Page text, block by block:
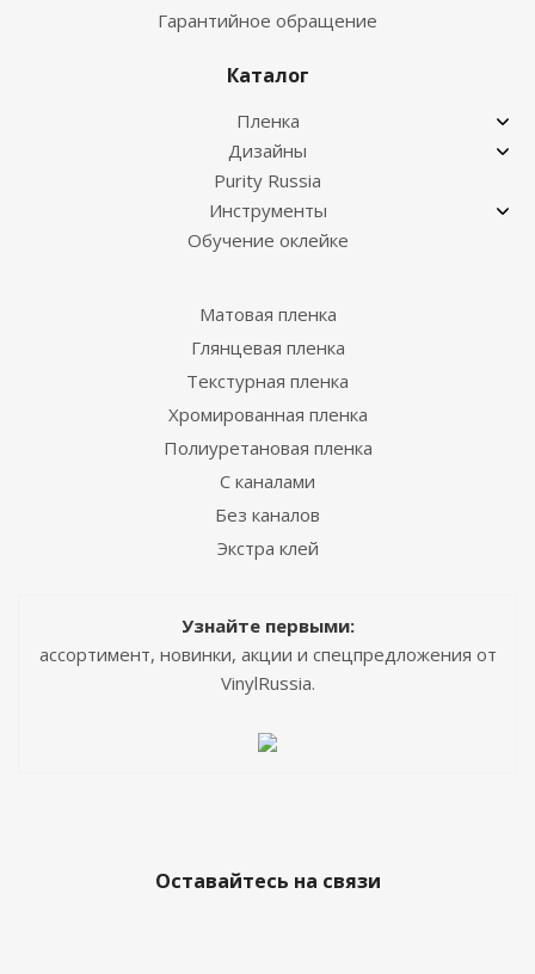
Гарантийное обращение
Каталог
Пленка
Дизайны
Purity Russia
Инструменты
Обучение оклейке
Матовая пленка
Глянцевая пленка
Текстурная пленка
Хромированная пленка
Полиуретановая пленка
С каналами
Без каналов
Экстра клей
Узнайте первыми:
ассортимент, новинки, акции и спецпредложения от
VinylRussia.
Оставайтесь на связи